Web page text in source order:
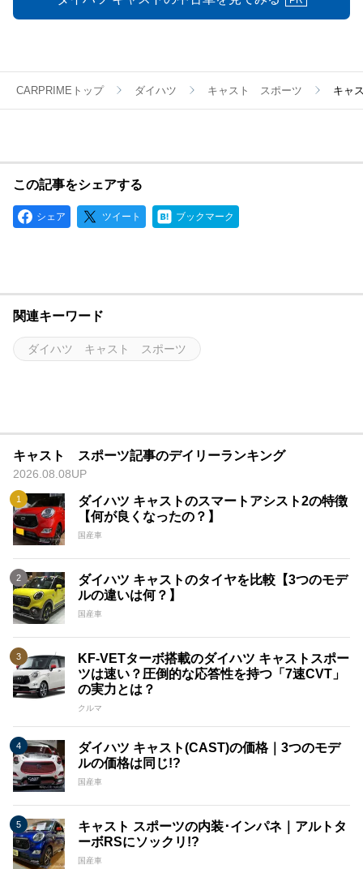
CARPRIMEトップ ダイハツ キャスト スポーツ キャ
この記事をシェアする
シェア ツイート ブックマーク
関連キーワード
ダイハツ キャスト スポーツ
キャスト スポーツ記事のデイリーランキング
2026.08.08UP
ダイハツ キャストのスマートアシスト2の特徴
【何が良くなったの？】
国産車
ダイハツ キャストのタイヤを比較【3つのモデ
ルの違いは何？】
国産車
KF-VETターボ搭載のダイハツ キャストスポー
ツは速い？圧倒的な応答性を持つ「7速CVT」
の実力とは？
クルマ
ダイハツ キャスト(CAST)の価格｜3つのモデ
ルの価格は同じ!?
国産車
キャスト スポーツの内装･インパネ｜アルトタ
ーボRSにソックリ!?
国産車